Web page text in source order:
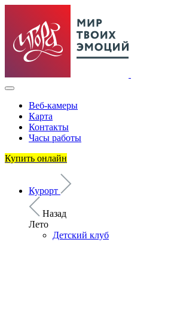
Веб-камеры
Карта
Контакты
Часы работы
Купить онлайн
Курорт
Назад
Лето
Детский клуб